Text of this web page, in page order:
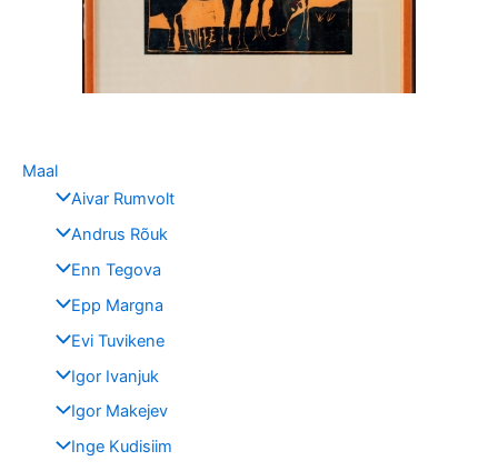
Maal
Aivar Rumvolt
Andrus Rõuk
Enn Tegova
Epp Margna
Evi Tuvikene
Igor Ivanjuk
Igor Makejev
Inge Kudisiim